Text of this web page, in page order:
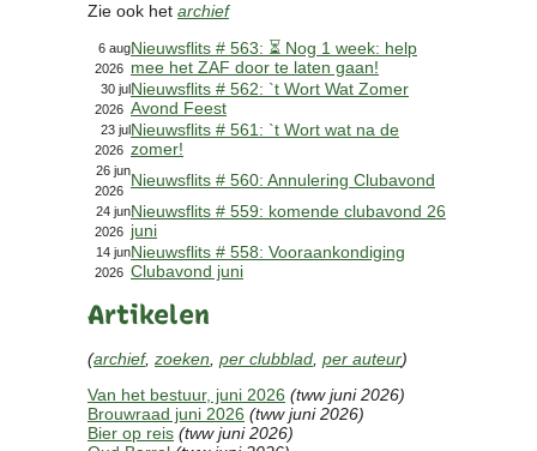
Zie ook het archief
6 aug
2026
Nieuwsflits # 563: ⏳ Nog 1 week: help
mee het ZAF door te laten gaan!
30 jul
2026
Nieuwsflits # 562: `t Wort Wat Zomer
Avond Feest
23 jul
2026
Nieuwsflits # 561: `t Wort wat na de
zomer!
26 jun
2026
Nieuwsflits # 560: Annulering Clubavond
24 jun
2026
Nieuwsflits # 559: komende clubavond 26
juni
14 jun
2026
Nieuwsflits # 558: Vooraankondiging
Clubavond juni
Artikelen
(archief, zoeken per clubblad per auteur)
Van het bestuur, juni 2026 (tww juni 2026)
Brouwraad juni 2026 (tww juni 2026)
Bier op reis (tww juni 2026)
Lid worden
Brouwcursus
Artikelen
Foto's
Links
Nieuwsflitsen
Video
Inloggen